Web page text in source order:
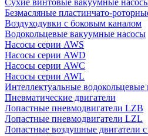
Сухие винтовые вакуумные
Безмасляные пластинчато-
Воздуходувки с боковым каналом
Водокольцевые вакуумные насосы
Насосы серии AWS
Насосы серии AWD
Насосы серии AWC
Насосы серии AWL
Интеллектуальные водокольцевые
Пневматические двигатели
Лопастные пневмодвигатели LZB
Лопастные пневмодвигатели LZL
Лопастные воздушные двигатели